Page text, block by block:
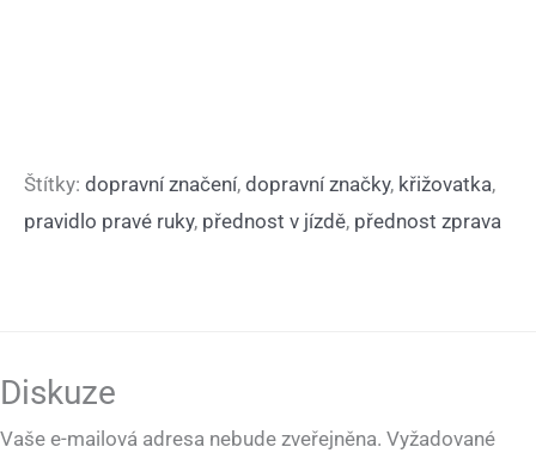
Štítky: dopravní značení, dopravní značky, křižovatka,
pravidlo pravé ruky, přednost v jízdě, přednost zprava
Diskuze
Vaše e-mailová adresa nebude zveřejněna. Vyžadované